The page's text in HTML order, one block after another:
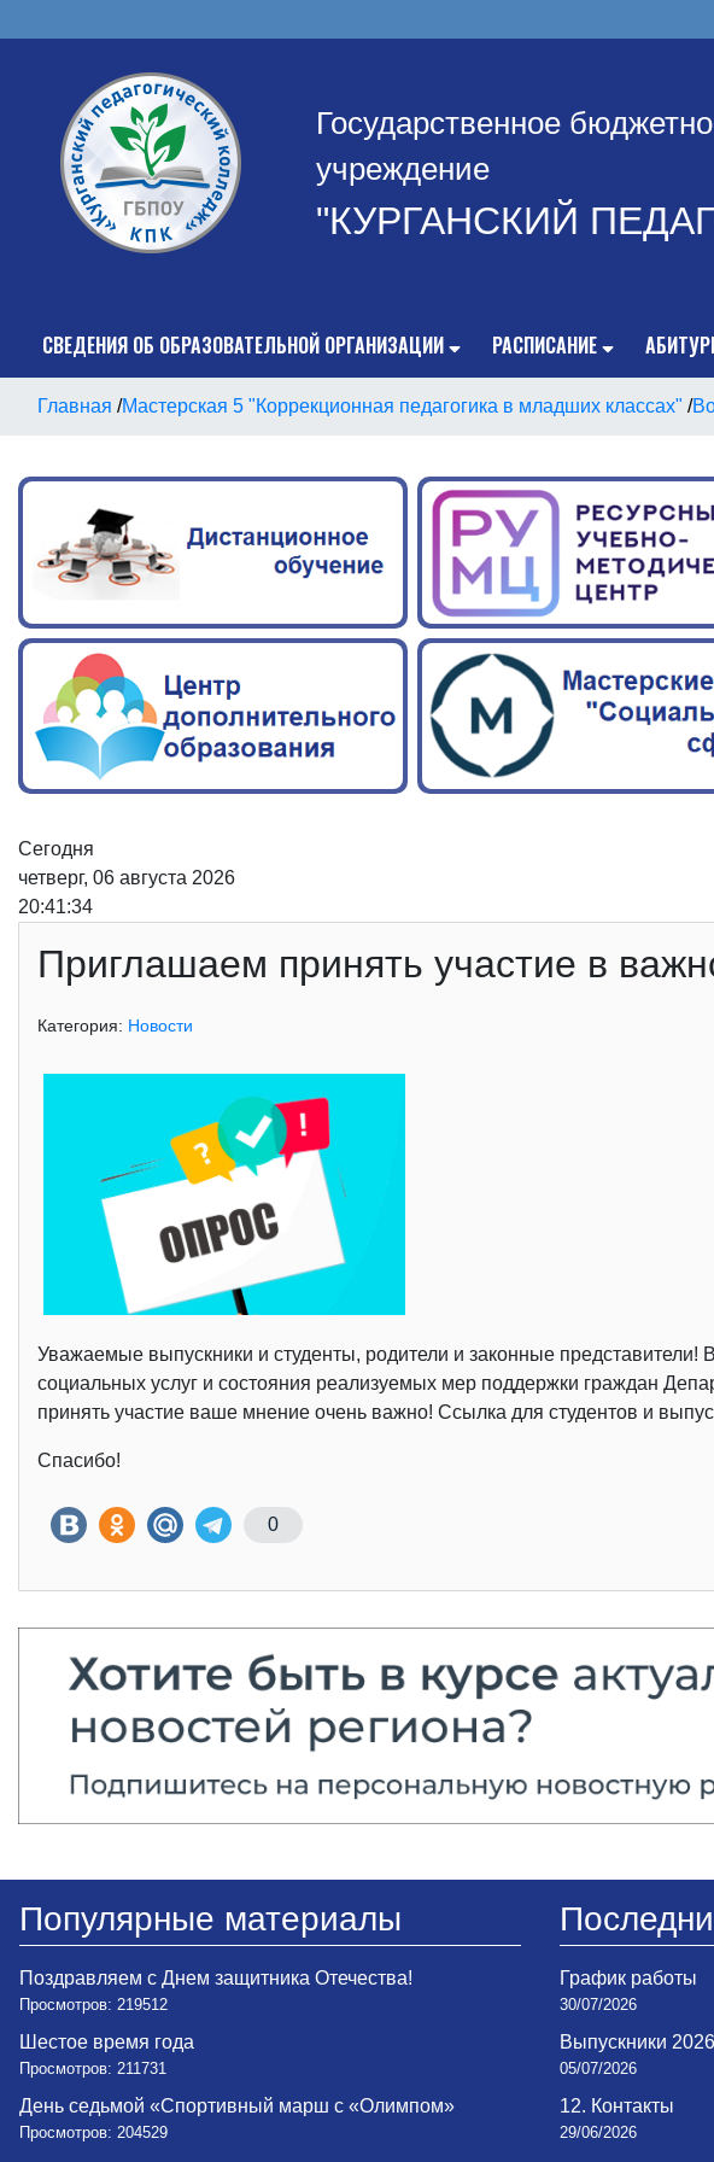
Государственное
учреждение
"КУРГАНСКИЙ
СВЕДЕНИЯ ОБ ОБРАЗОВАТЕЛЬНОЙ ОРГАНИЗАЦИИ РАСПИСАНИЕ
Главная /Мастерская 5 "Коррекционная педагогика в младших классах" /
Сегодня
четверг, 06 августа 2026
20:41:35
Приглашаем принять участие в
Категория: Новости
Уважаемые выпускники и студенты, родители и законные представители!
социальных услуг и состояния реализуемых мер поддержки граждан
принять участие ваше мнение очень важно! Ссылка для студентов и
Спасибо!
0
Популярные материалы
Поздравляем с Днем защитника Отечества!
Просмотров: 219512
Шестое время года
Просмотров: 211731
День седьмой «Спортивный марш с «Олимпом»
Просмотров: 204529
График работы
30/07/2026
Выпускники
05/07/2026
12. Контакты
29/06/2026